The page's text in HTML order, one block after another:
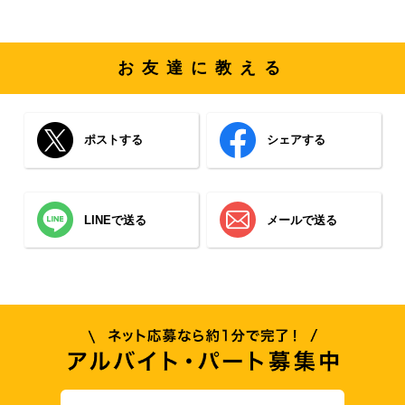
お友達に教える
ポストする シェアする
LINEで送る メールで送る